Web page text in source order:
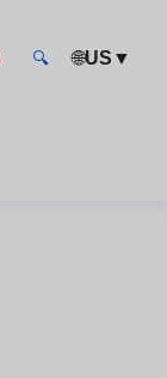
🔍 🌐US ▼